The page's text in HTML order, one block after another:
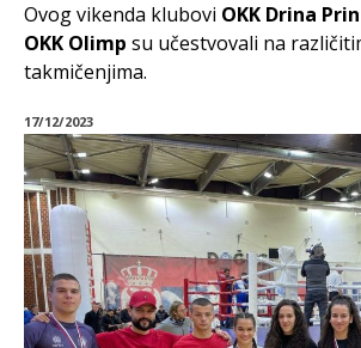
Ovog vikenda klubovi OKK Drina
OKK Olimp su učestvovali na
takmičenjima.
17/12/2023